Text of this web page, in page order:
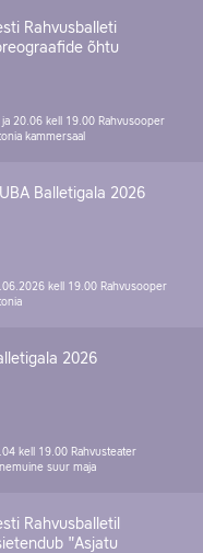
Rahvusballeti
õhtu
ja 20.06 kell 19.00 Rahvusooper
kammersaal
Balletigala 2026
kell 19.00 Rahvusooper
2026
kell 19.00 Rahvusteater
suur maja
Rahvusballetil
"Asjatu